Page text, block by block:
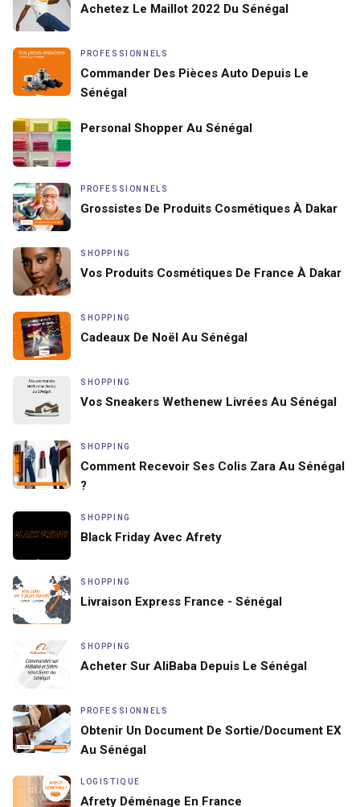
Achetez Le Maillot 2022 Du Sénégal
PROFESSIONNELS
Commander Des Pièces Auto Depuis Le
Sénégal
Personal Shopper Au Sénégal
PROFESSIONNELS
Grossistes De Produits Cosmétiques À Dakar
SHOPPING
Vos Produits Cosmétiques De France À Dakar
SHOPPING
Cadeaux De Noël Au Sénégal
SHOPPING
Vos Sneakers Wethenew Livrées Au Sénégal
SHOPPING
Comment Recevoir Ses Colis Zara Au Sénégal
?
SHOPPING
Black Friday Avec Afrety
SHOPPING
Livraison Express France - Sénégal
SHOPPING
Acheter Sur AliBaba Depuis Le Sénégal
PROFESSIONNELS
Obtenir Un Document De Sortie/document EX
Au Sénégal
LOGISTIQUE
Afrety Déménage En France